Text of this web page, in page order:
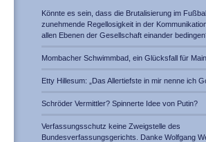
Könnte es sein, dass die Brutalisierung im
zunehmende Regellosigkeit in der
allen Ebenen der Gesellschaft einander
Mombacher Schwimmbad, ein Glücksfall für
Etty Hillesum: „Das Allertiefste in mir nenne ich
Schröder Vermittler? Spinnerte Idee von Putin?
Verfassungsschutz keine Zweigstelle des
Bundesverfassungsgerichts. Danke Wolfgang